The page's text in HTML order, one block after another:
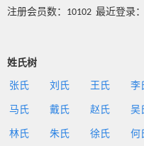
注册会员数：10102 最近登录
姓氏树
张氏 刘氏 王氏 李
马氏 戴氏 赵氏 吴
林氏 朱氏 徐氏 何